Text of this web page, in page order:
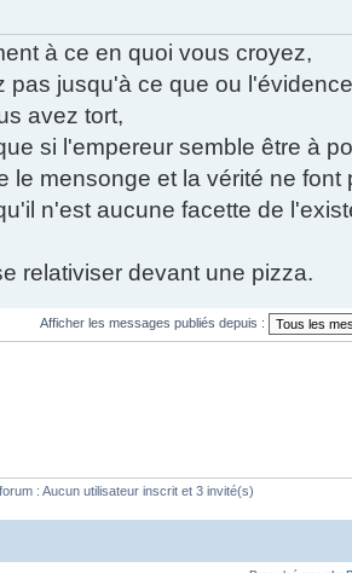
à ce en quoi vous croyez,
pas jusqu'à ce que ou
avez tort,
si l'empereur semble être à
le mensonge et la vérité ne font
n'est aucune facette de
relativiser devant une pizza.
Afficher les messages publiés depuis :
: Aucun utilisateur inscrit et 3 invité(s)